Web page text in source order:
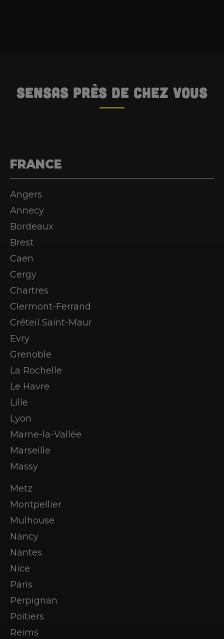
SENSAS près de chez vous
FRANCE
Angers
Annecy
Bordeaux
Brest
Caen
Cergy
Chartres
Clermont-Ferrand
Créteil Saint-Maur
Evry
Grenoble
La Rochelle
Le Havre
Lille
Lyon
Marne-la-Vallée
Marseille
Massy
Metz
Montpellier
Mulhouse
Nancy
Nantes
Nice
Paris
Perpignan
Poitiers
Reims